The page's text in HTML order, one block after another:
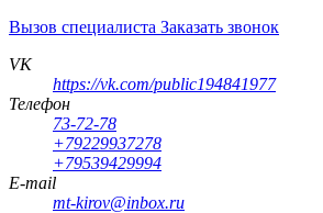
Вызов специалиста Заказать звонок
VK
https://vk.com/public194841977
Телефон
73-72-78
+79229937278
+79539429994
E-mail
mt-kirov@inbox.ru